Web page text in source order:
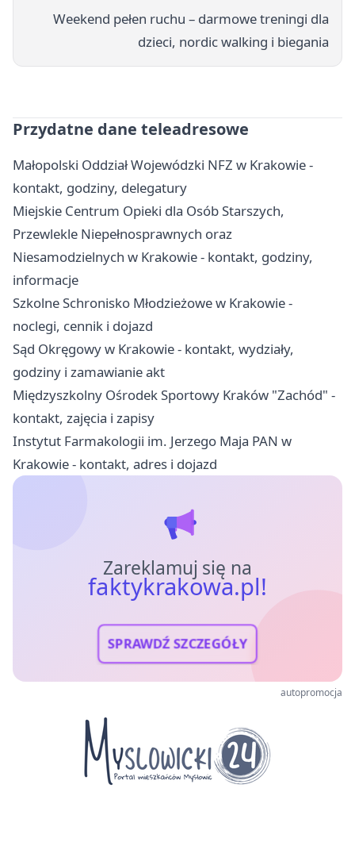
Weekend pełen ruchu – darmowe treningi dla
dzieci, nordic walking i biegania
Przydatne dane teleadresowe
Małopolski Oddział Wojewódzki NFZ w Krakowie -
kontakt, godziny, delegatury
Miejskie Centrum Opieki dla Osób Starszych,
Przewlekle Niepełnosprawnych oraz
Niesamodzielnych w Krakowie - kontakt, godziny,
informacje
Szkolne Schronisko Młodzieżowe w Krakowie -
noclegi, cennik i dojazd
Sąd Okręgowy w Krakowie - kontakt, wydziały,
godziny i zamawianie akt
Międzyszkolny Ośrodek Sportowy Kraków "Zachód" -
kontakt, zajęcia i zapisy
Instytut Farmakologii im. Jerzego Maja PAN w
Krakowie - kontakt, adres i dojazd
Zareklamuj się na
faktykrakowa.pl!
SPRAWDŹ SZCZEGÓŁY
autopromocja